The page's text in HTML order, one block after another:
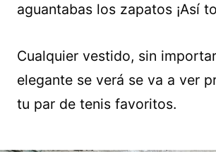
aguantabas los zapatos ¡Así
Cualquier vestido, sin
elegante se verá se va a ver
tu par de tenis favoritos.